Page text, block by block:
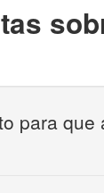
para que